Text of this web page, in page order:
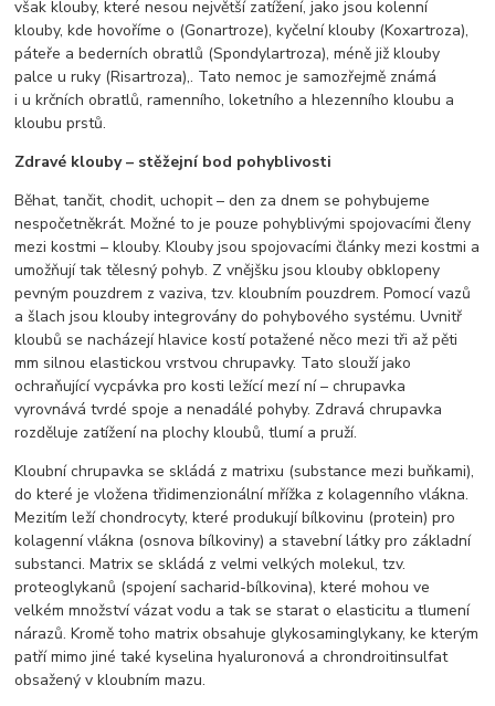
však klouby, které nesou největší zatížení, jako jsou kolenní
klouby, kde hovoříme o (Gonartroze), kyčelní klouby (Koxartroza),
páteře a bederních obratlů (Spondylartroza), méně již klouby
palce u ruky (Risartroza),. Tato nemoc je samozřejmě známá
i u krčních obratlů, ramenního, loketního a hlezenního kloubu a
kloubu prstů.
Zdravé klouby – stěžejní bod pohyblivosti
Běhat, tančit, chodit, uchopit – den za dnem se pohybujeme
nespočetněkrát. Možné to je pouze pohyblivými spojovacími členy
mezi kostmi – klouby. Klouby jsou spojovacími články mezi kostmi a
umožňují tak tělesný pohyb. Z vnějšku jsou klouby obklopeny
pevným pouzdrem z vaziva, tzv. kloubním pouzdrem. Pomocí vazů
a šlach jsou klouby integrovány do pohybového systému. Uvnitř
kloubů se nacházejí hlavice kostí potažené něco mezi tři až pěti
mm silnou elastickou vrstvou chrupavky. Tato slouží jako
ochraňující vycpávka pro kosti ležící mezí ní – chrupavka
vyrovnává tvrdé spoje a nenadálé pohyby. Zdravá chrupavka
rozděluje zatížení na plochy kloubů, tlumí a pruží.
Kloubní chrupavka se skládá z matrixu (substance mezi buňkami),
do které je vložena třidimenzionální mřížka z kolagenního vlákna.
Mezitím leží chondrocyty, které produkují bílkovinu (protein) pro
kolagenní vlákna (osnova bílkoviny) a stavební látky pro základní
substanci. Matrix se skládá z velmi velkých molekul, tzv.
proteoglykanů (spojení sacharid-bílkovina), které mohou ve
velkém množství vázat vodu a tak se starat o elasticitu a tlumení
nárazů. Kromě toho matrix obsahuje glykosaminglykany, ke kterým
patří mimo jiné také kyselina hyaluronová a chrondroitinsulfat
obsažený v kloubním mazu.